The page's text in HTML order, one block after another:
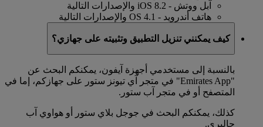
آبل ووتش - iOS 8.2 والإصدارات التالية
هاتف أندرويد - OS 4.1 والإصدارات التالية
كيف يمكنني تنزيل التطبيق وتثبيته على جهازي؟
بالنسبة إلى مستخدمي أجهزة آيفون، يمكنكم البحث عن
"Emirates App" في متجر آي تيونز ستور على جهازكم، إما في
المتصفح أو في متجر آب ستور.
كذلك، يمكنكم البحث في جوجل بلاي ستور أو هواوي آب
جاليري.